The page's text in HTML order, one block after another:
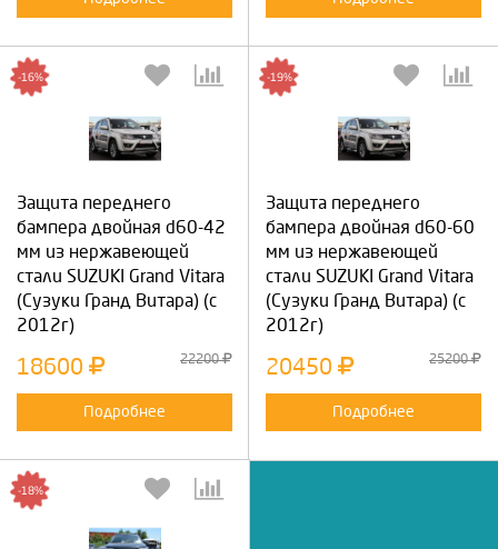
Защита переднего
бампера двойная d60-42
мм из нержавеющей
стали SUZUKI Grand Vitara
(Сузуки Гранд Витара) (с
2012г)
-16%
18600 22200
Подробнее
Защита переднего
бампера двойная d60-60
мм из нержавеющей
стали SUZUKI Grand Vitara
(Сузуки Гранд Витара) (с
2012г)
-19%
20450 25200
Подробнее
-18%